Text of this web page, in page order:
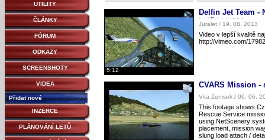
UTILITY
ČLÁNKY
FÓRUM
ODKAZY
SCREENSHOTY
VIDEA
Přidat nové
INZERCE
PLÁNOVÁNÍ LETŮ
5:12
Delfin Jet Team -
letišti LHSM
Juralet / 19. 08. 2013
Video v lepší kvalitě
http://vimeo.com/
CVARS Mission -
Vita Zenisek / 06. 06.
This footage shows
Rescue Service
using NetScenery
placement, mission
slung load attach /